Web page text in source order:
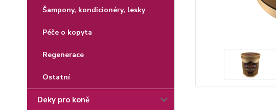
Šampony, kondicionéry, lesky
Péče o kopyta
Regenerace
Ostatní
Deky pro koně